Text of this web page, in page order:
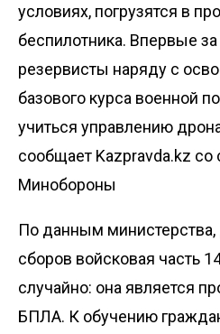
условиях, погрузятся в
беспилотника. Впервые
резервисты наряду с
базового курса военной
учиться управлению
сообщает Kazpravda.kz со
Минобороны
По данным
сборов войсковая часть
случайно: она является
БПЛА. К обучению